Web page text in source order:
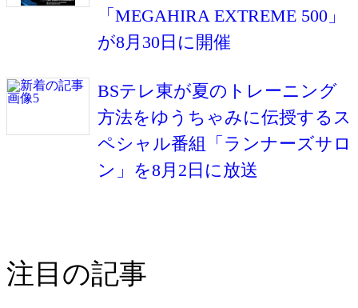
「MEGAHIRA EXTREME 500」
が8月30日に開催
BSテレ東が夏のトレーニング
方法をゆうちゃみに伝授するス
ペシャル番組「ランナーズサロ
ン」を8月2日に放送
注目の記事